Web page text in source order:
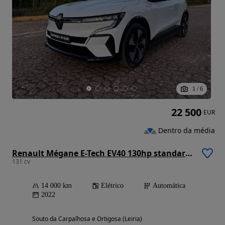
1 / 6
Renault Mégane E-Tech EV40 130hp standard charge Equilibre
131 cv
14 000 km Elétrico
Automática
2022
Souto da Carpalhosa e Ortigosa (Leiria)
22 500 EUR
Dentro da média